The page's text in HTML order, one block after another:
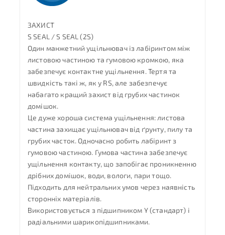
ЗАХИСТ
S SEAL / S SEAL (2S)
Один манжетний ущільнювач із лабіринтом між
листовою частиною та гумовою кромкою, яка
забезпечує контактне ущільнення. Тертя та
швидкість такі ж, як у RS, але забезпечує
набагато кращий захист від грубих частинок
домішок.
Це дуже хороша система ущільнення: листова
частина захищає ущільнювач від ґрунту, пилу та
грубих часток. Одночасно робить лабіринт з
гумовою частиною. Гумова частина забезпечує
ущільнення контакту, що запобігає проникненню
дрібних домішок, води, вологи, пари тощо.
Підходить для нейтральних умов через наявність
сторонніх матеріалів.
Використовується з підшипником Y (стандарт) і
радіальними шарикопідшипниками.